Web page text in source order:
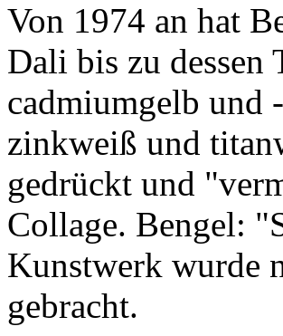
Von 1974 an hat
Dali bis zu dessen
cadmiumgelb und
zinkweiß und
gedrückt und
Collage. Bengel:
Kunstwerk wurde
gebracht.